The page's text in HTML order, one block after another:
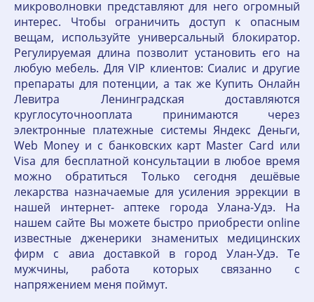
микроволновки представляют для него огромный
интерес. Чтобы ограничить доступ к опасным
вещам, используйте универсальный блокиратор.
Регулируемая длина позволит установить его на
любую мебель. Для VIP клиентов: Сиалис и другие
препараты для потенции, а так же Купить Онлайн
Левитра Ленинградская доставляются
круглосуточнооплата принимаются через
электронные платежные системы Яндекс Деньги,
Web Money и с банковских карт Master Card или
Visa для бесплатной консультации в любое время
можно обратиться Только сегодня дешёвые
лекарства назначаемые для усиления эррекции в
нашей интернет- аптеке города Улана-Удэ. На
нашем сайте Вы можете быстро приобрести online
известные дженерики знаменитых медицинских
фирм с авиа доставкой в город Улан-Удэ. Те
мужчины, работа которых связанно с
напряжением меня поймут.